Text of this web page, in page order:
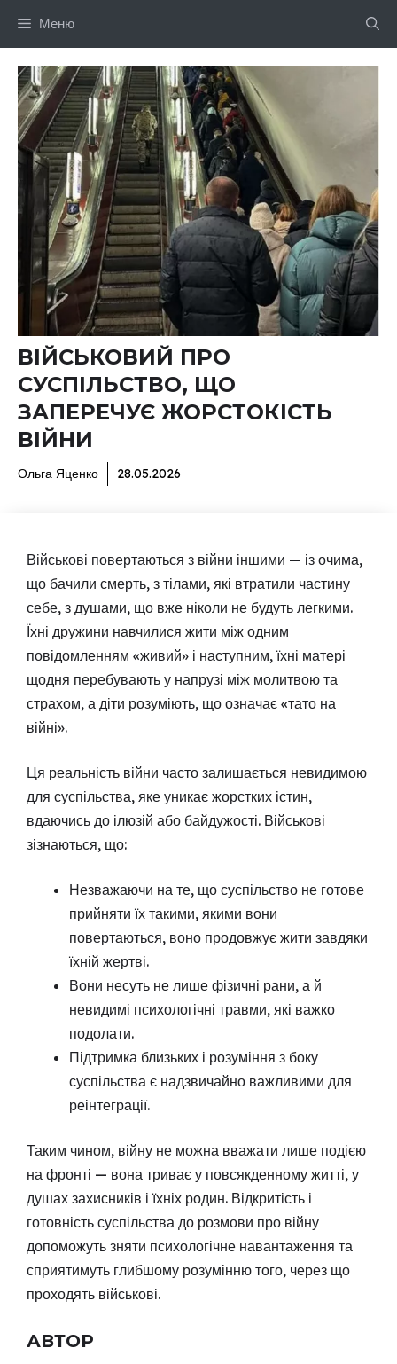
Меню
ВІЙСЬКОВИЙ ПРО
СУСПІЛЬСТВО, ЩО
ЗАПЕРЕЧУЄ ЖОРСТОКІСТЬ
ВІЙНИ
Ольга Яценко 28.05.2026
Військові повертаються з війни іншими — із очима,
що бачили смерть, з тілами, які втратили частину
себе, з душами, що вже ніколи не будуть легкими.
Їхні дружини навчилися жити між одним
повідомленням «живий» і наступним, їхні матері
щодня перебувають у напрузі між молитвою та
страхом, а діти розуміють, що означає «тато на
війні».
Ця реальність війни часто залишається невидимою
для суспільства, яке уникає жорстких істин,
вдаючись до ілюзій або байдужості. Військові
зізнаються, що:
Незважаючи на те, що суспільство не готове
прийняти їх такими, якими вони
повертаються, воно продовжує жити завдяки
їхній жертві.
Вони несуть не лише фізичні рани, а й
невидимі психологічні травми, які важко
подолати.
Підтримка близьких і розуміння з боку
суспільства є надзвичайно важливими для
реінтеграції.
Таким чином, війну не можна вважати лише подією
на фронті — вона триває у повсякденному житті, у
душах захисників і їхніх родин. Відкритість і
готовність суспільства до розмови про війну
допоможуть зняти психологічне навантаження та
сприятимуть глибшому розумінню того, через що
проходять військові.
АВТОР